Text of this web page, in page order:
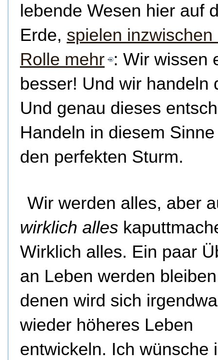
lebende Wesen hier auf
Erde, spielen inzwischen
Rolle mehr : Wir wissen
besser! Und wir handeln
Und genau dieses
Handeln in diesem
den perfekten Sturm.
Wir werden alles, aber
wirklich alles
Wirklich alles. Ein paar
an Leben werden
denen wird sich
wieder höheres Leben
entwickeln. Ich wünsche